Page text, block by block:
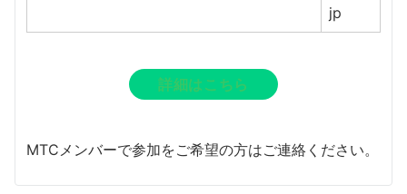
jp
詳細はこちら
MTCメンバーで参加をご希望の方はご連絡ください。